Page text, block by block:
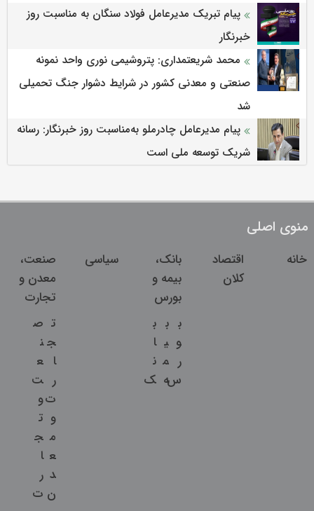
پیام تبریک مدیرعامل فولاد سنگان به مناسبت روز
خبرنگار
محمد شریعتمداری: پتروشیمی نوری واحد نمونه
صنعتی و معدنی کشور در شرایط دشوار جنگ تحمیلی
شد
پیام مدیرعامل چادرملو به‌مناسبت روز خبرنگار: رسانه
شریک توسعه ملی است
منوی اصلی
خانه
اقتصاد
کلان
بانک،
بیمه و
بورس
ب
و
ر
س
ب
ی
م
ه
ب
ا
ن
ک
سیاسی
صنعت،
معدن و
تجارت
ت
ج
ا
ر
ت
و
م
ع
د
ن
ص
ن
ع
ت
و
ت
ج
ا
ر
ت